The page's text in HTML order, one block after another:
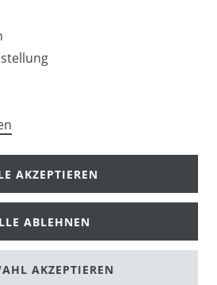
tony.de
| Alle Rechte vorbehalten.
AKZEPTIEREN
ABLEHNEN
AKZEPTIEREN